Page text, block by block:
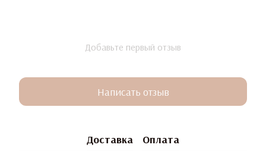
Добавьте первый отзыв
Написать отзыв
Доставка Оплата